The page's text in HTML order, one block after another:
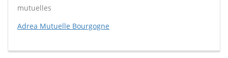
mutuelles
Adrea Mutuelle Bourgogne